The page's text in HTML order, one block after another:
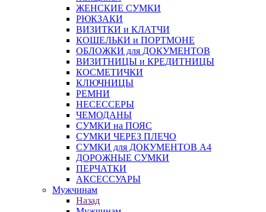
ЖЕНСКИЕ СУМКИ
РЮКЗАКИ
ВИЗИТКИ и КЛАТЧИ
КОШЕЛЬКИ и ПОРТМОНЕ
ОБЛОЖКИ для ДОКУМЕНТОВ
ВИЗИТНИЦЫ и КРЕДИТНИЦЫ
КОСМЕТИЧКИ
КЛЮЧНИЦЫ
РЕМНИ
НЕСЕССЕРЫ
ЧЕМОДАНЫ
СУМКИ на ПОЯС
СУМКИ ЧЕРЕЗ ПЛЕЧО
СУМКИ для ДОКУМЕНТОВ А4
ДОРОЖНЫЕ СУМКИ
ПЕРЧАТКИ
АКСЕССУАРЫ
Мужчинам
Назад